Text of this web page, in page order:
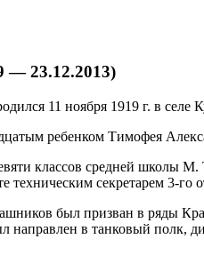
— 23.12.2013)
11 ноября 1919 г. в селе
ребенком Тимофея
классов средней школы
техническим секретарем 3-го
был призван в ряды
направлен в танковый